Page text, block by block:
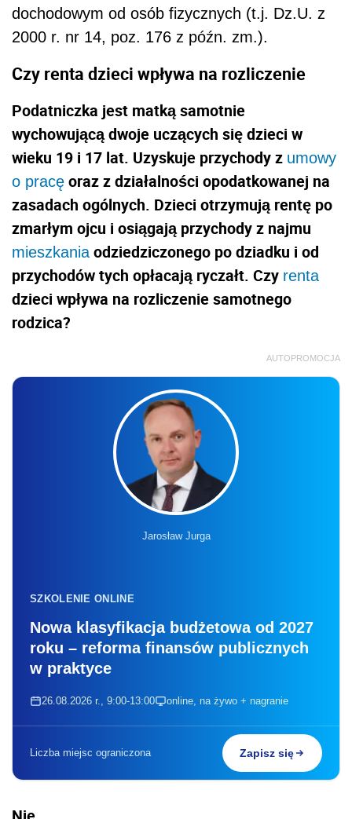
dochodowym od osób fizycznych (t.j. Dz.U. z
2000 r. nr 14, poz. 176 z późn. zm.).
Czy renta dzieci wpływa na rozliczenie
Podatniczka jest matką samotnie
wychowującą dwoje uczących się dzieci w
wieku 19 i 17 lat. Uzyskuje przychody z umowy
o pracę oraz z działalności opodatkowanej na
zasadach ogólnych. Dzieci otrzymują rentę po
zmarłym ojcu i osiągają przychody z najmu
mieszkaniaodziedziczonego po dziadku i od
przychodów tych opłacają ryczałt. Czy renta
dzieci wpływa na rozliczenie samotnego
rodzica?
AUTOPROMOCJA
Jarosław Jurga
SZKOLENIE ONLINE
Nowa klasyfikacja budżetowa od 2027
roku – reforma finansów publicznych
w praktyce
26.08.2026 r., 9:00-13:00 online, na żywo + nagranie
Liczba miejsc ograniczona Zapisz się